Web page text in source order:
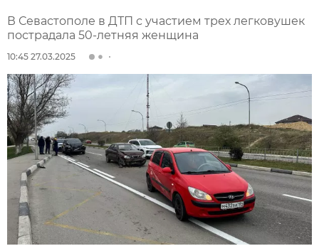
В Севастополе в ДТП с участием трех легковушек
пострадала 50-летняя женщина
10:45 27.03.2025